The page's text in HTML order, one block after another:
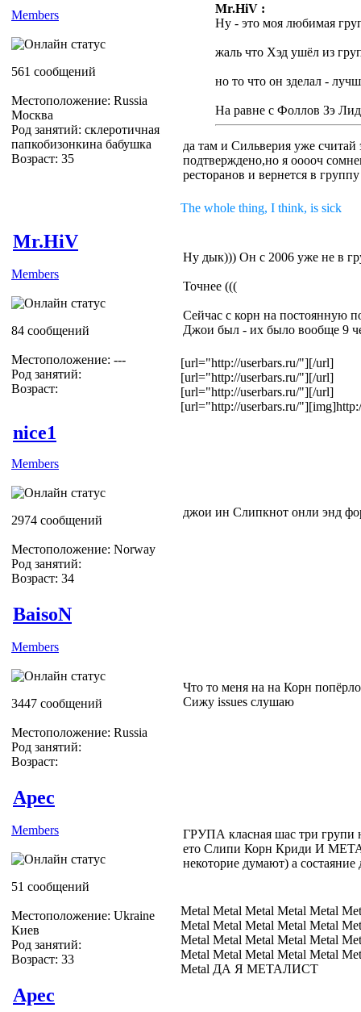
Members
561 сообщений
Местоположение: Russia
Москва
Род занятий: склеротичная
папкобизонкина бабушка
Возраст: 35
Mr.HiV :
Ну - это моя любимая
жаль что Хэд ушёл из
но то что он зделал -
На равне с Фоллов Зэ
да там и Сильверия уже
подтверждено,но я ооооч
ресторанов и вернется в группу
The whole thing, I think, is sick
Mr.HiV
Members
84 сообщений
Местоположение: ---
Род занятий:
Возраст:
Ну дык))) Он с 2006 уже не в
Точнее (((
Сейчас с корн на постоянную
Джои был - их было вообще 9
[url="http://userbars.ru/"][/url]
[url="http://userbars.ru/"][/url]
[url="http://userbars.ru/"][/url]
[url="http://userbars.ru/
nice1
Members
2974 сообщений
Местоположение: Norway
Род занятий:
Возраст: 34
джои ин Слипкнот онли энд
BaisoN
Members
3447 сообщений
Местоположение: Russia
Род занятий:
Возраст:
Что то меня на на Корн попёрло
Сижу issues слушаю
Apec
Members
51 сообщений
Местоположение: Ukraine
Киев
Род занятий:
Возраст: 33
ГРУПА класная шас три групи
ето Слипи Корн Криди И
некоторие думают) а
Metal Metal Metal Metal Metal
Metal Metal Metal Metal Metal
Metal Metal Metal Metal Metal
Metal Metal Metal Metal Metal
Metal ДА Я МЕТАЛИСТ
Apec